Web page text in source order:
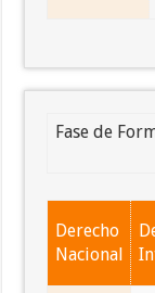
Fase de
Derecho
Nacional